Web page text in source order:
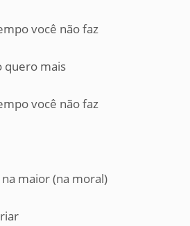
você não faz
quero mais
você não faz
maior (na moral)